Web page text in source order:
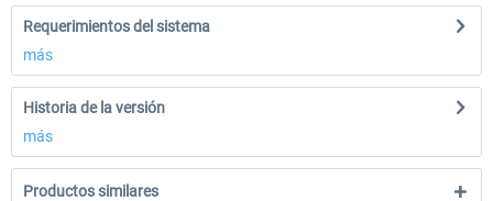
Requerimientos del sistema
más
Historia de la versión
más
Productos similares